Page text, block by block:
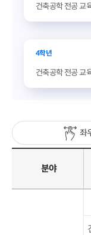
건축공학 전공 교
4학년
건축공학 전공 교
좌
분야